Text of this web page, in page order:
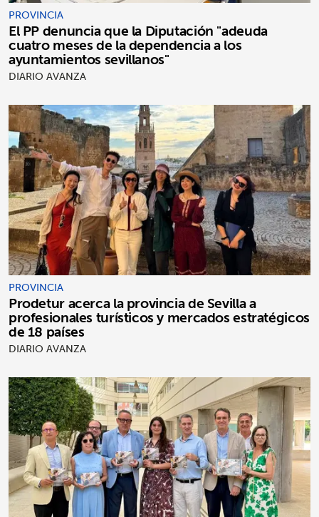
PROVINCIA
El PP denuncia que la Diputación "adeuda
cuatro meses de la dependencia a los
ayuntamientos sevillanos"
DIARIO AVANZA
PROVINCIA
Prodetur acerca la provincia de Sevilla a
profesionales turísticos y mercados estratégicos
de 18 países
DIARIO AVANZA